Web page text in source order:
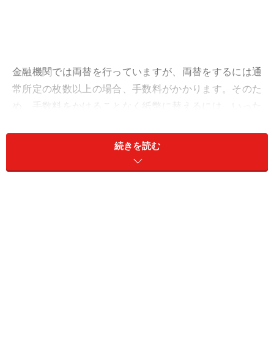
金融機関では両替を行っていますが、両替をするには通
常所定の枚数以上の場合、手数料がかかります。そのた
め、手数料をかけることなく紙幣に替えるには、いった
っとも手軽な方法です。自分の口座のお金を引き出すの
ですから、金融機関の営業時間内なら手数料はもちろん
無料です。
続きを読む